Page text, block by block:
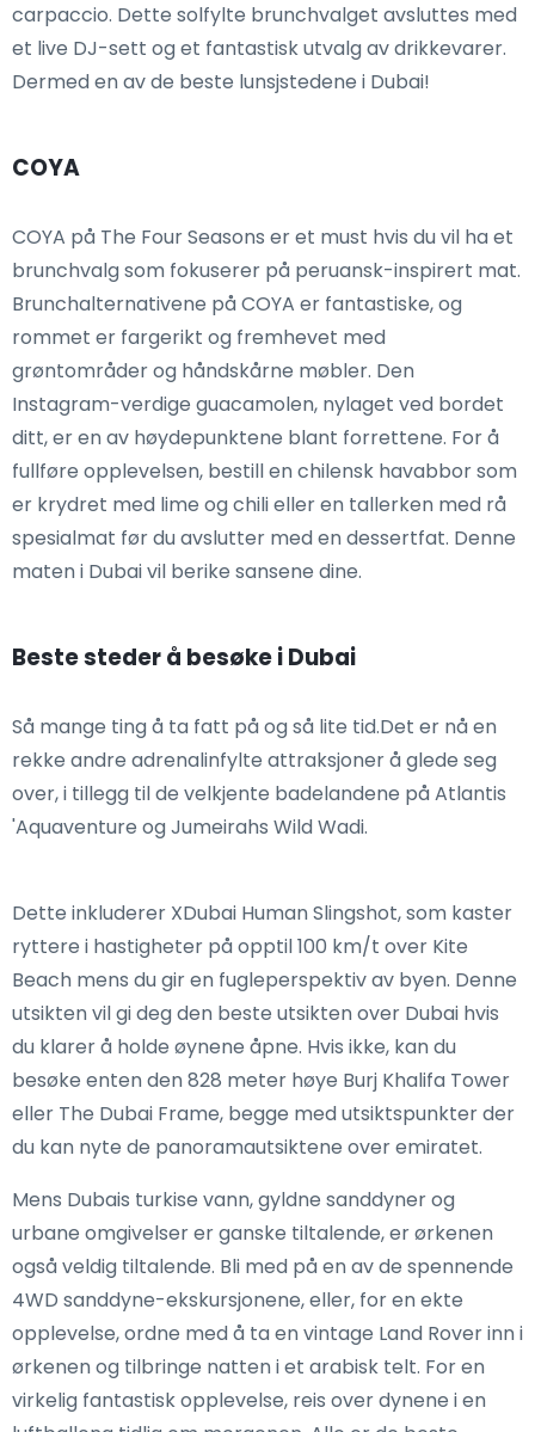
carpaccio. Dette solfylte brunchvalget avsluttes med
et live DJ-sett og et fantastisk utvalg av drikkevarer.
Dermed en av de beste lunsjstedene i Dubai!
COYA
COYA på The Four Seasons er et must hvis du vil ha et
brunchvalg som fokuserer på peruansk-inspirert mat.
Brunchalternativene på COYA er fantastiske, og
rommet er fargerikt og fremhevet med
grøntområder og håndskårne møbler. Den
Instagram-verdige guacamolen, nylaget ved bordet
ditt, er en av høydepunktene blant forrettene. For å
fullføre opplevelsen, bestill en chilensk havabbor som
er krydret med lime og chili eller en tallerken med rå
spesialmat før du avslutter med en dessertfat. Denne
maten i Dubai vil berike sansene dine.
Beste steder å besøke i Dubai
Så mange ting å ta fatt på og så lite tid.Det er nå en
rekke andre adrenalinfylte attraksjoner å glede seg
over, i tillegg til de velkjente badelandene på Atlantis
'Aquaventure og Jumeirahs Wild Wadi.
Dette inkluderer XDubai Human Slingshot, som kaster
ryttere i hastigheter på opptil 100 km/t over Kite
Beach mens du gir en fugleperspektiv av byen. Denne
utsikten vil gi deg den beste utsikten over Dubai hvis
du klarer å holde øynene åpne. Hvis ikke, kan du
besøke enten den 828 meter høye Burj Khalifa Tower
eller The Dubai Frame, begge med utsiktspunkter der
du kan nyte de panoramautsiktene over emiratet.
Mens Dubais turkise vann, gyldne sanddyner og
urbane omgivelser er ganske tiltalende, er ørkenen
også veldig tiltalende. Bli med på en av de spennende
4WD sanddyne-ekskursjonene, eller, for en ekte
opplevelse, ordne med å ta en vintage Land Rover inn i
ørkenen og tilbringe natten i et arabisk telt. For en
virkelig fantastisk opplevelse, reis over dynene i en